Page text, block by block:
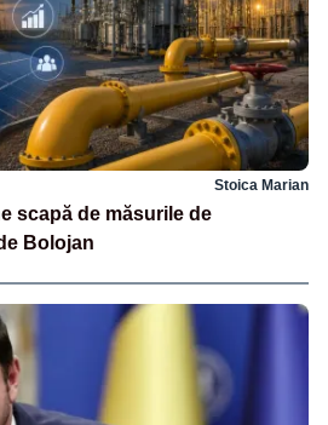
Stoica Marian
scapă de măsurile de
Bolojan